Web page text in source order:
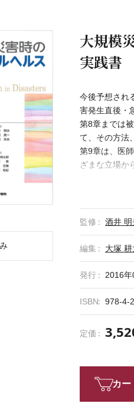
大規模
実践書
今後予想され
害発生直後・
第8章までは
て、その方法
第9章は、医
ざまな立場か
監修 酒井 明
編集 大塚 耕
発行 2016年
ISBN 978-4-
定価
カー